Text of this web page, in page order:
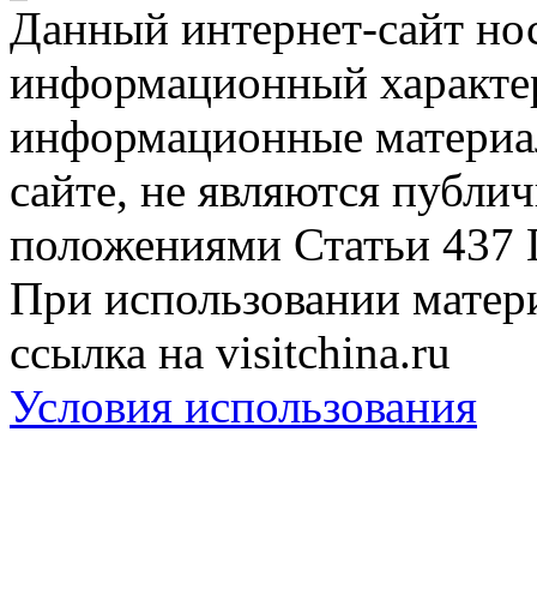
Данный интернет-сайт
информационный
информационные
сайте, не являются
положениями Статьи 437
При использовании
ссылка на visitchina.ru
Условия использования